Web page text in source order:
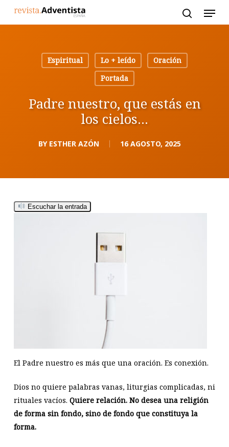
Espiritual
Lo + leído
Oración
Portada
Padre nuestro, que estás en
los cielos…
BY ESTHER AZÓN 16 AGOSTO, 2025
Escuchar la entrada
El Padre nuestro es más que una oración. Es conexión.
Dios no quiere palabras vanas, liturgias complicadas, ni
rituales vacíos. Quiere relación. No desea una religión
de forma sin fondo, sino de fondo que constituya la
forma.